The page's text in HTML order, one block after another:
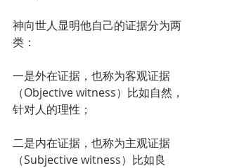
神向世人显明他自己的证据分为两
类：
一是外在证据，也称为客观证据
（Objective witness）比如自然，
针对人的理性；
二是内在证据，也称为主观证据
（Subjective witness）比如良